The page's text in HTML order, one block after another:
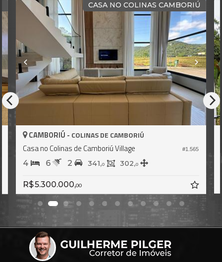
COLINAS CAMBORIÚ
#1.565
Village
302,0
CASA NO
CAMBORIÚ -
Casa no Colinas de Camboriú
4 5